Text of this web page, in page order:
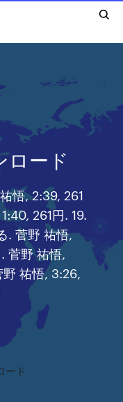
ード
悟, 2:39, 261
261円. 19.
. 菅野 祐悟,
菅野 祐悟,
野 祐悟, 3:26,
ード